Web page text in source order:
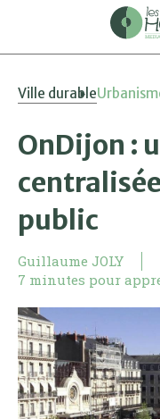
Ville durable
OnDijon :
public
Guillaume JOLY
7 minutes pour